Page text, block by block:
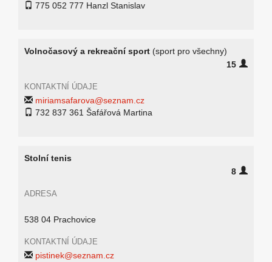
775 052 777 Hanzl Stanislav
Volnočasový a rekreační sport (sport pro všechny)
15
KONTAKTNÍ ÚDAJE
miriamsafarova@seznam.cz
732 837 361 Šafářová Martina
Stolní tenis
8
ADRESA
538 04 Prachovice
KONTAKTNÍ ÚDAJE
pistinek@seznam.cz